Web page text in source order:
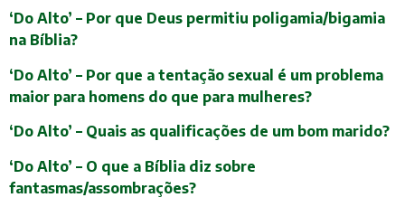
‘Do Alto’ – Por que Deus permitiu poligamia/bigamia
na Bíblia?
‘Do Alto’ – Por que a tentação sexual é um problema
maior para homens do que para mulheres?
‘Do Alto’ – Quais as qualificações de um bom marido?
‘Do Alto’ – O que a Bíblia diz sobre
fantasmas/assombrações?